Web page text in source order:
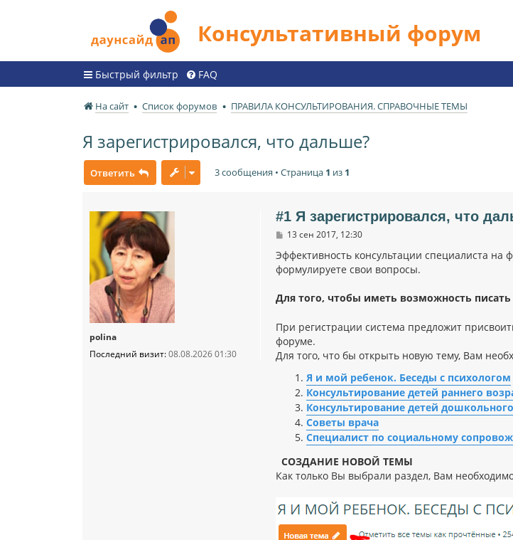
Консультативный форум
Быстрый фильтр FAQ
На сайт Список форумов ПРАВИЛА КОНСУЛЬТИРОВАНИЯ. СПРАВОЧНЫЕ ТЕМЫ
Я зарегистрировался, что дальше?
Ответить 3 сообщения • Страница 1 из 1
polina
Последний визит:08.08.2026 01:30
#1 Я зарегистрировался, что
С
о
б
щ
н
и
13 сен 2017, 12:30
Эффективность консультации специалиста на
формулируете свои вопросы.
Для того, чтобы иметь возможность
При регистрации система предложит
форуме.
Для того, что бы открыть новую тему, Вам
Я и мой ребенок. Беседы с психологом
Консультирование детей раннего
Консультирование детей
Советы врача
Специалист по социальному
СОЗДАНИЕ НОВОЙ ТЕМЫ
Как только Вы выбрали раздел, Вам